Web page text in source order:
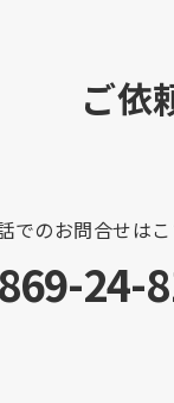
ご依
でのお問合せは
24-